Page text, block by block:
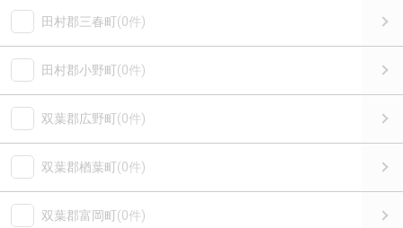
田村郡三春町(0件)
田村郡小野町(0件)
双葉郡広野町(0件)
双葉郡楢葉町(0件)
双葉郡富岡町(0件)